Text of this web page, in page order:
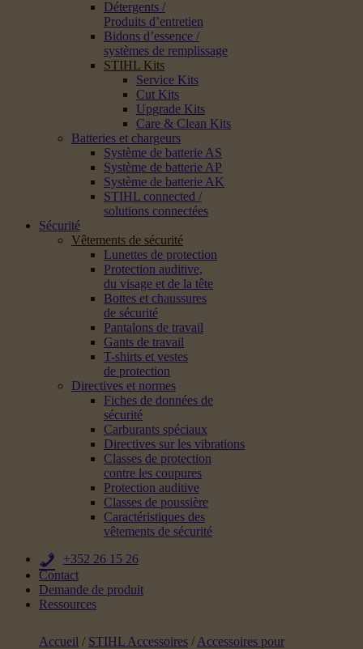
Détergents /
Produits d’entretien
Bidons d’essence /
systèmes de remplissage
STIHL Kits
Service Kits
Cut Kits
Upgrade Kits
Care & Clean Kits
Batteries et chargeurs
Système de batterie AS
Système de batterie AP
Système de batterie AK
STIHL connected /
solutions connectées
Sécurité
Vêtements de sécurité
Lunettes de protection
Protection auditive,
du visage et de la tête
Bottes et chaussures
de sécurité
Pantalons de travail
Gants de travail
T-shirts et vestes
de protection
Directives et normes
Fiches de données de
sécurité
Carburants spéciaux
Directives sur les vibrations
Classes de protection
contre les coupures
Protection auditive
Classes de poussière
Caractéristiques des
vêtements de sécurité
+352 26 15 26
Contact
Demande de produit
Ressources
Accueil / STIHL Accessoires / Accessoires pour